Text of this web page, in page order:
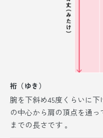
裄（ゆき）
腕を下斜め45度くらいに
の中心から肩の頂点を通
までの長さです 。